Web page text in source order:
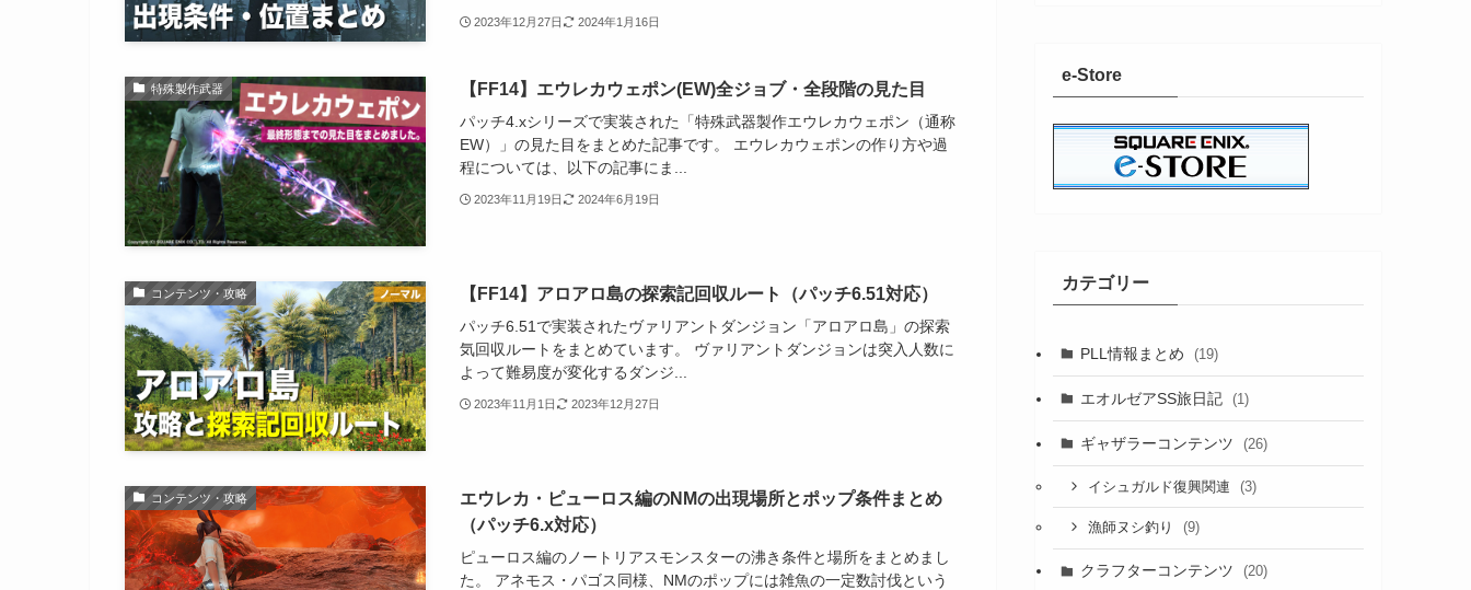
2023年12月27日 2024年1月16日
特殊製作武器 【FF14】エウレカウェポン(EW)全ジョブ・全段階の見た目
パッチ4.xシリーズで実装された「特殊武器製作エウレカウェポン（通称
EW）」の見た目をまとめた記事です。 エウレカウェポンの作り方や過
程については、以下の記事にま...
2023年11月19日 2024年6月19日
コンテンツ・攻略 【FF14】アロアロ島の探索記回収ルート（パッチ6.51対応）
パッチ6.51で実装されたヴァリアントダンジョン「アロアロ島」の探索
気回収ルートをまとめています。 ヴァリアントダンジョンは突入人数に
よって難易度が変化するダンジ...
2023年11月1日 2023年12月27日
コンテンツ・攻略
エウレカ・ピューロス編のNMの出現場所とポップ条件まとめ
（パッチ6.x対応）
ピューロス編のノートリアスモンスターの沸き条件と場所をまとめまし
た。 アネモス・パゴス同様、NMのポップには雑魚の一定数討伐という
e-Store
カテゴリー
PLL情報まとめ (19)
エオルゼアSS旅日記 (1)
ギャザラーコンテンツ (26)
イシュガルド復興関連 (3)
漁師ヌシ釣り (9)
クラフターコンテンツ (20)